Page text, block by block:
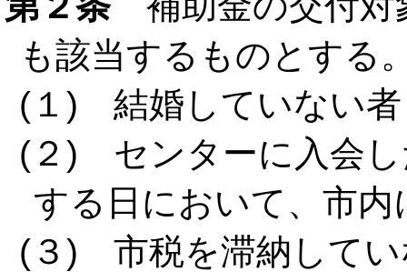
も該当するものとする
(１) 結婚していない者
(２) センターに入会し
する日において、市
(３) 市税を滞納してい